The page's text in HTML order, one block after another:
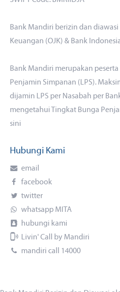
Bank Mandiri berizin dan diawasi
Keuangan (OJK) & Bank
Bank Mandiri merupakan
Penjamin Simpanan (LPS).
dijamin LPS per Nasabah per
mengetahui Tingkat Bunga
sini
Hubungi Kami
email
facebook
twitter
whatsapp MITA
hubungi kami
Livin' Call by Mandiri
mandiri call 14000